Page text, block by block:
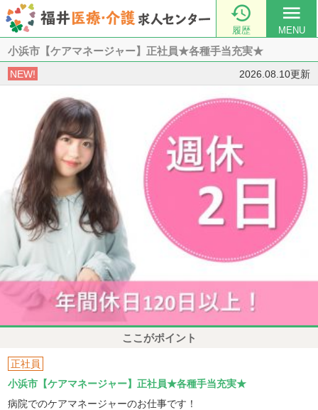

履歴
menu
MENU
小浜市【ケアマネージャー】正社員★各種手当充実★
NEW! 2026.08.10更新
ここがポイント
正社員
小浜市【ケアマネージャー】正社員★各種手当充実★
病院でのケアマネージャーのお仕事です！